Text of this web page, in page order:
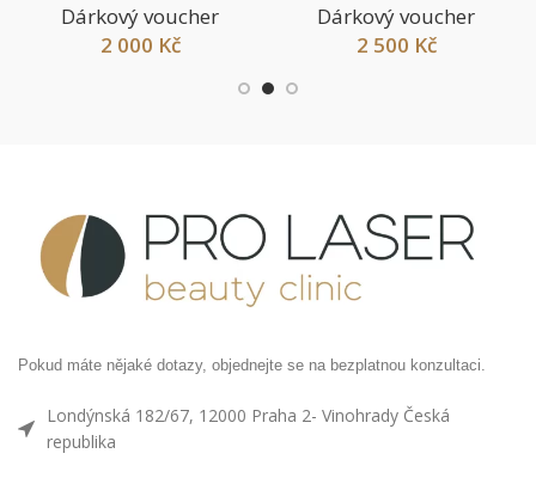
Dárkový voucher
2 000 Kč
Dárkový voucher
2 500 Kč
Pokud máte nějaké dotazy, objednejte se na bezplatnou konzultaci.
Londýnská 182/67, 12000 Praha 2- Vinohrady Česká
republika